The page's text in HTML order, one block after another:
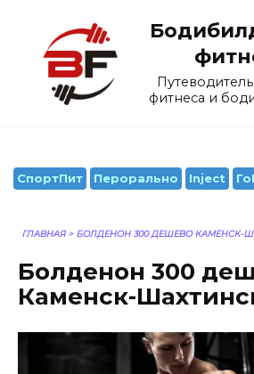
содержанию
фитнеса и
СпортПит Перорально Inject
ГЛАВНАЯ > БОЛДЕНОН 300 ДЕШЕВО КАМЕНСК-
Болденон 300
Каменск-